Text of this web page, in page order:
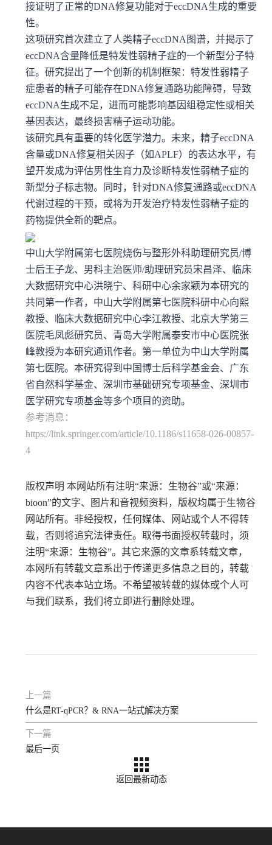
接证明了正常的DNA修复功能对于eccDNA生成的重要
性。
这项研究首次建立了人类精子eccDNA图谱，并揭示了
eccDNA含量降低是特发性弱精子症的一个新型分子特
征。研究提出了一个创新的机制框架：特发性弱精子
症患者的精子可能存在DNA修复通路功能障碍，导致
eccDNA生成不足，进而可能影响基因组稳定性或相关
基因表达，最终损害精子运动功能。
该研究具有重要的转化医学潜力。未来，精子eccDNA
含量或DNA修复相关因子（如APLF）的表达水平，有
望开发成为评估男性生育力及诊断特发性弱精子症的
新型分子标志物。同时，针对DNA修复通路或eccDNA
代谢过程的干预，或将为开发治疗特发性弱精子症的
药物提供全新的靶点。
中山大学附属第七医院烧伤与整形外科助理研究员/博
士后王子龙、男科主治医师/助理研究员宋昌泽、临床
大数据研究中心洪晓宁、科研中心余家颖为本研究的
共同第一作者，中山大学附属第七医院科研中心向熙
教授、临床大数据研究中心李江教授、北京大学第三
医院毛凤彪研究员、青岛大学附属泰安市中心医院张
峰教授为本研究通讯作者。第一单位为中山大学附属
第七医院。本研究得到中国博士后科学基金会、广东
省自然科学基金、深圳市基础研究专项基金、深圳市
医学研究专项基金等多个项目的资助。
参考消息：
https://link.springer.com/article/10.1186/s11658-026-00857-
4
版权声明 本网站所有注明“来源：生物谷”或“来源：
bioon”的文字、图片和音视频资料，版权均属于生物谷
网站所有。非经授权，任何媒体、网站或个人不得转
载，否则将追究法律责任。取得书面授权转载时，须
注明“来源：生物谷”。其它来源的文章系转载文章，
本网所有转载文章系出于传递更多信息之目的，转载
内容不代表本站立场。不希望被转载的媒体或个人可
与我们联系，我们将立即进行删除处理。
上一篇
什么是RT-qPCR？& RNA一站式解决方案
下一篇
最后一页
返回最新动态